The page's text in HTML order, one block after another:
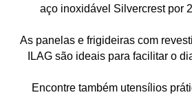
aço inoxidável Silvercrest por
As panelas e frigideiras com
ILAG são ideais para facilitar o
Encontre também utensílios